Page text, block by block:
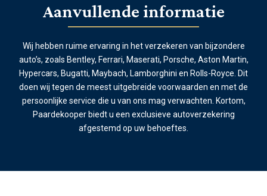
Aanvullende informatie
Wij hebben ruime ervaring in het verzekeren van bijzondere
auto’s, zoals Bentley, Ferrari, Maserati, Porsche, Aston Martin,
Hypercars, Bugatti, Maybach, Lamborghini en Rolls-Royce. Dit
doen wij tegen de meest uitgebreide voorwaarden en met de
persoonlijke service die u van ons mag verwachten. Kortom,
Paardekooper biedt u een exclusieve autoverzekering
afgestemd op uw behoeftes.